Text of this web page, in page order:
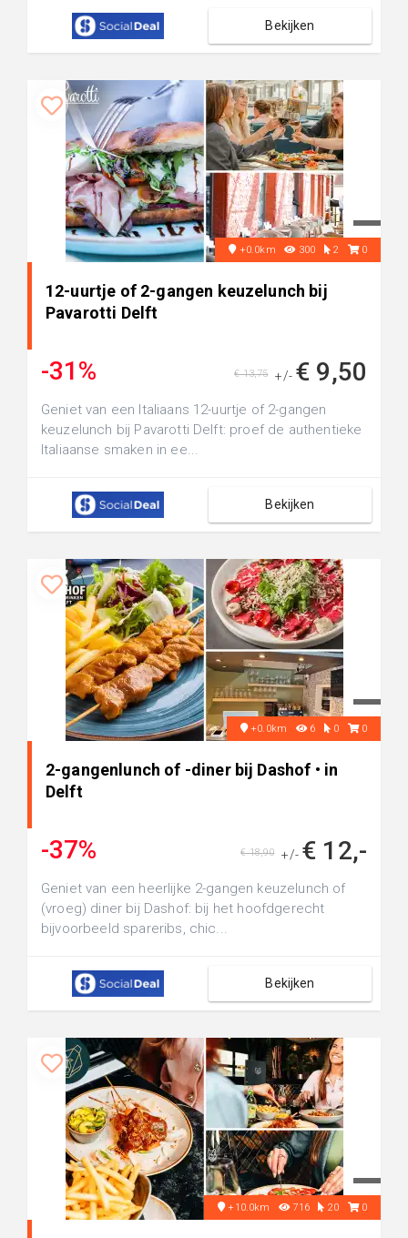
Bekijken
+0.0km 300 2 0
12-uurtje of 2-gangen keuzelunch bij
Pavarotti Delft
-31% +/- € 9,50
€ 13,75
Geniet van een Italiaans 12-uurtje of 2-gangen
keuzelunch bij Pavarotti Delft: proef de authentieke
Italiaanse smaken in ee...
Bekijken
+0.0km 6 0 0
2-gangenlunch of -diner bij Dashof • in
Delft
-37% +/- € 12,-
€ 18,90
Geniet van een heerlijke 2-gangen keuzelunch of
(vroeg) diner bij Dashof: bij het hoofdgerecht
bijvoorbeeld spareribs, chic...
Bekijken
+10.0km 716 20 0